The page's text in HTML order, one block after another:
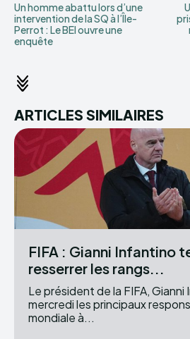
Un homme abattu lors d’une
intervention de la SQ à l’Île-
Perrot : Le BEI ouvre une
enquête
ARTICLES SIMILAIRES
FIFA : Gianni Infantino
resserrer les rangs...
Le président de la FIFA,
mercredi les principaux
mondiale à...